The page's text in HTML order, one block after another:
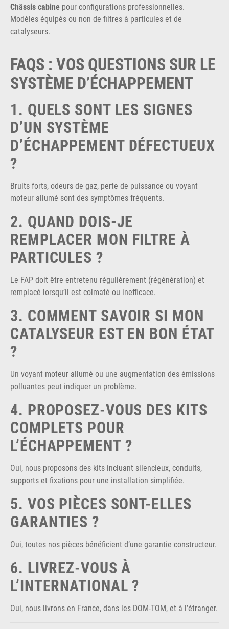
Châssis cabine pour configurations professionnelles.
Modèles équipés ou non de filtres à particules et de
catalyseurs.
FAQS : VOS QUESTIONS SUR LE
SYSTÈME D’ÉCHAPPEMENT
1. QUELS SONT LES SIGNES
D’UN SYSTÈME
D’ÉCHAPPEMENT DÉFECTUEUX
?
Bruits forts, odeurs de gaz, perte de puissance ou voyant
moteur allumé sont des symptômes fréquents.
2. QUAND DOIS-JE
REMPLACER MON FILTRE À
PARTICULES ?
Le FAP doit être entretenu régulièrement (régénération) et
remplacé lorsqu’il est colmaté ou inefficace.
3. COMMENT SAVOIR SI MON
CATALYSEUR EST EN BON ÉTAT
?
Un voyant moteur allumé ou une augmentation des émissions
polluantes peut indiquer un problème.
4. PROPOSEZ-VOUS DES KITS
COMPLETS POUR
L’ÉCHAPPEMENT ?
Oui, nous proposons des kits incluant silencieux, conduits,
supports et fixations pour une installation simplifiée.
5. VOS PIÈCES SONT-ELLES
GARANTIES ?
Oui, toutes nos pièces bénéficient d’une garantie constructeur.
6. LIVREZ-VOUS À
L’INTERNATIONAL ?
Oui, nous livrons en France, dans les DOM-TOM, et à l’étranger.